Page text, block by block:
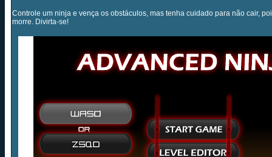
Controle um ninja e vença os obstáculos, mas tenha cuidado para não cair,
morre. Divirta-se!